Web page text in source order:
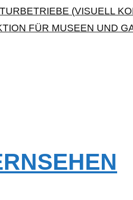
(VISUELL
FÜR MUSEEN UND